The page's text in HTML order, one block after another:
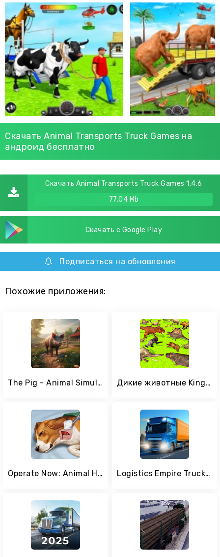
Скачать Animal Transports Truck Games на
андроид бесплатно
Скачать Animal Transports Truck Games 1.4.6
77.04 Mb
Скачать с Google Play
Подписаться на обновления
Похожие приложения:
The Pig - Animal Simulator Дикие животные Kingdom Battle
Operate Now: Animal Hospital Logistics Empire Truck Manager